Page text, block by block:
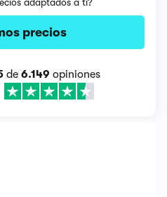
precios
de 6.149 opiniones